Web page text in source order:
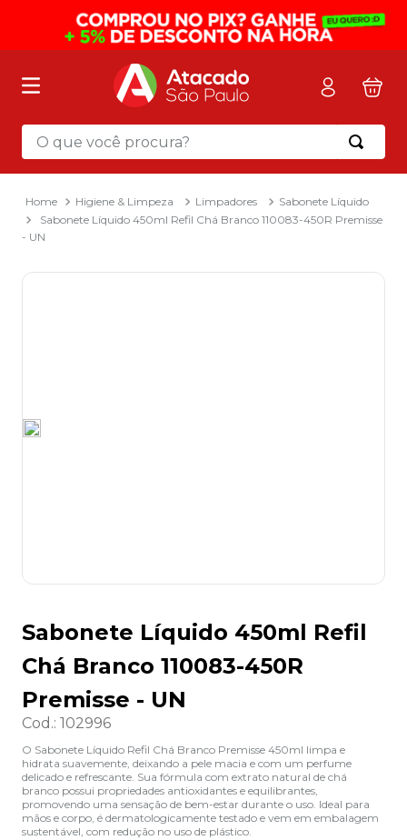
O que você procura?
Higiene & Limpeza Limpadores
Sabonete Líquido
Sabonete Líquido 450ml Refil Chá Branco 110083-450R Premisse
- UN
Sabonete Líquido 450ml Refil
Chá Branco 110083-450R
Premisse - UN
Cod.: 102996
O Sabonete Líquido Refil Chá Branco Premisse 450ml limpa e
hidrata suavemente, deixando a pele macia e com um perfume
delicado e refrescante. Sua fórmula com extrato natural de chá
branco possui propriedades antioxidantes e equilibrantes,
promovendo uma sensação de bem-estar durante o uso. Ideal para
mãos e corpo, é dermatologicamente testado e vem em embalagem
sustentável, com redução no uso de plástico.
Termos mais buscados
mochila
2º sacola
8